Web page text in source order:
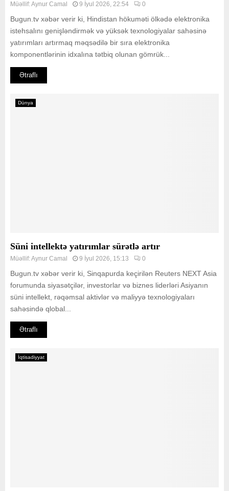
Müəllif:Aynur Camal 9 İyul 2026, 22:54 0
Bugun.tv xəbər verir ki, Hindistan hökuməti ölkədə elektronika
istehsalını genişləndirmək və yüksək texnologiyalar sahəsinə
yatırımları artırmaq məqsədilə bir sıra elektronika
komponentlərinin idxalına tətbiq olunan gömrük...
Ətraflı
Dünya
Süni intellektə yatırımlar sürətlə artır
Müəllif:Aynur Camal 9 İyul 2026, 15:13 0
Bugun.tv xəbər verir ki, Sinqapurda keçirilən Reuters NEXT Asia
forumunda siyasətçilər, investorlar və biznes liderləri Asiyanın
süni intellekt, rəqəmsal aktivlər və maliyyə texnologiyaları
sahəsində qlobal...
Ətraflı
İqtisadiyyat